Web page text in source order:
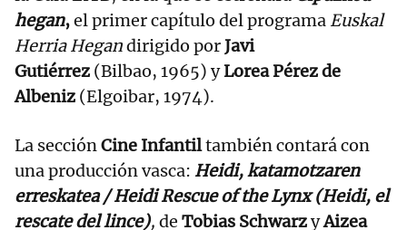
hegan,el primer capítulo del programa Euskal
Herria Hegandirigido porJavi
Gutiérrez (Bilbao, 1965) yLorea Pérez de
Albeniz (Elgoibar, 1974).
La secciónCine Infantiltambién contará con
una producción vasca: Heidi, katamotzaren
erreskatea / Heidi Rescue of the Lynx (Heidi, el
rescate del lince), de Tobias SchwarzyAizea